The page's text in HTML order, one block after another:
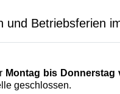
04.03.2026, 09.00
166
München
und Betriebsferien
Montag bis Donnerstag
geschlossen.